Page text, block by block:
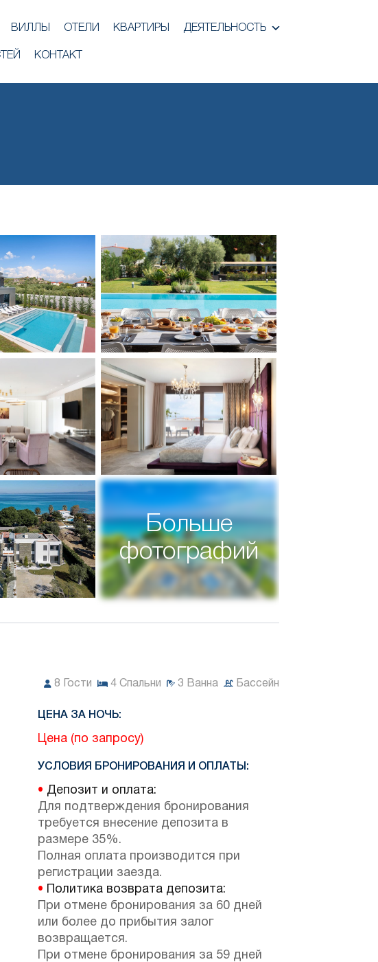
ВИЛЛЫ ОТЕЛИ КВАРТИРЫ ДЕЯТЕЛЬНОСТЬ
КОНТАКТ
Больше
фотографий
8 Гости 4 Спальни 3 Ванна Бассейн
ЦЕНА ЗА НОЧЬ:
Цена (по запросу)
УСЛОВИЯ БРОНИРОВАНИЯ И ОПЛАТЫ:
• Депозит и оплата:
Для подтверждения бронирования
требуется внесение депозита в
размере 35%.
Полная оплата производится при
регистрации заезда.
• Политика возврата депозита:
При отмене бронирования за 60 дней
или более до прибытия залог
возвращается.
При отмене бронирования за 59 дней